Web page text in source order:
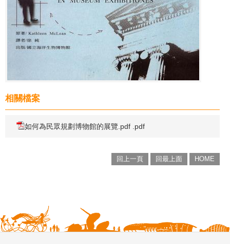
相關檔案
如何為民眾規劃博物館的展覽.pdf .pdf
回上一頁 回最上面 HOME